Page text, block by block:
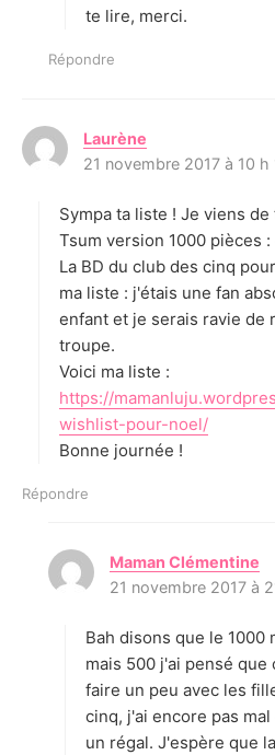
te lire, merci.
Répondre
Laurène
i
:
21 novembre 2017 à 10 h
Sympa ta liste ! Je viens
Tsum version 1000 pièces
La BD du club des cinq
ma liste : j'étais une fan
enfant et je serais ravie de
troupe.
Voici ma liste :
https://
wishlist-pour-noel/
Bonne journée !
Répondre
Maman Clémentine
:
21 novembre 2017 à
Bah disons que le 1000
mais 500 j'ai pensé que
faire un peu avec les
cinq, j'ai encore pas
un régal. J'espère que